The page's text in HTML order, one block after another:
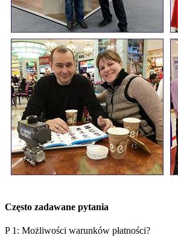
Często zadawane pytania
P 1: Możliwości warunków płatności?